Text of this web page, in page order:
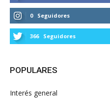
0 Seguidores
366 Seguidores
POPULARES
Interés general